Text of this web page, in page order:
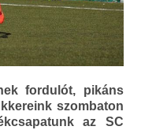
fordulót, pikáns
szombaton
az SC